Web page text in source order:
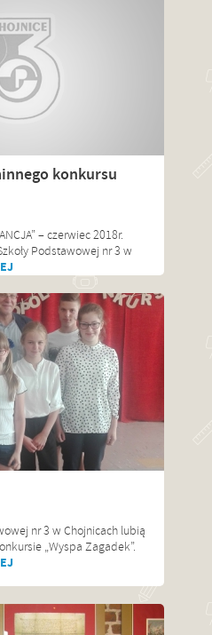
konkursu
– czerwiec 2018r.
Podstawowej nr 3 w
nr 3 w Chojnicach lubią
„Wyspa Zagadek”.